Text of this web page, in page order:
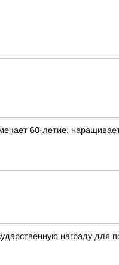
60-летие,
награду для